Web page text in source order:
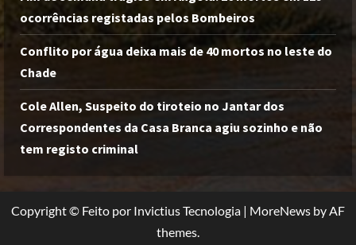
ocorrências registadas pelos Bombeiros
Conflito por água deixa mais de 40 mortos no leste do
Chade
Cole Allen, Suspeito do tiroteio no Jantar dos
Correspondentes da Casa Branca agiu sozinho e não
tem registo criminal
Copyright © Feito por Invictius Tecnologia | MoreNews by AF
themes.